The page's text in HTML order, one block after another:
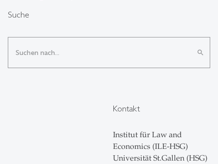
Suche
search
Kontakt
Institut für Law and
Economics (ILE-HSG)
Universität St.Gallen (HSG)